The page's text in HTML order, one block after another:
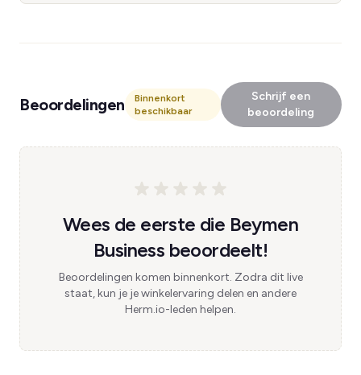
Beoordelingen
Binnenkort
beschikbaar
Schrijf een
beoordeling
Wees de eerste die Beymen
Business beoordeelt!
Beoordelingen komen binnenkort. Zodra dit live
staat, kun je je winkelervaring delen en andere
Herm.io-leden helpen.